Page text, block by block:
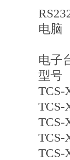
电脑
电子
型